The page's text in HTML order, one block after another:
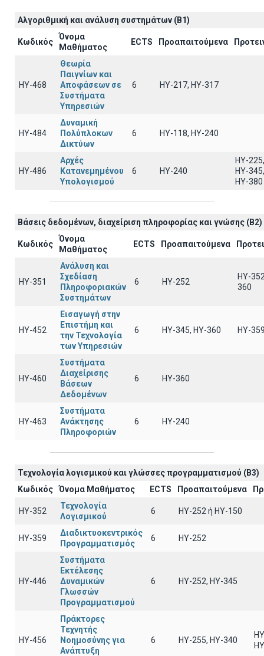
Αλγοριθμική και ανάλυση συστημάτων (B1)
Κωδικός
Όνομα
Μαθήματος
ECTS Προαπαιτούμενα
ΗΥ-468
Θεωρία
Παιγνίων και
Αποφάσεων σε
Συστήματα
Υπηρεσιών
6 ΗΥ-217, ΗΥ-317
ΗΥ-484
Δυναμική
Πολύπλοκων
Δικτύων
6 ΗΥ-118, ΗΥ-240
ΗΥ-486
Αρχές
Κατανεμημένου
Υπολογισμού
6 ΗΥ-240
ΗΥ-225,
ΗΥ-345,
ΗΥ-380
Βάσεις δεδομένων, διαχείριση πληροφορίας και γνώσης (B2)
Κωδικός
Όνομα
Μαθήματος
ECTS Προαπαιτούμενα
ΗΥ-351
Ανάλυση και
Σχεδίαση
Πληροφοριακών
Συστημάτων
6 HY-252
HY-
360
ΗΥ-452
Εισαγωγή στην
Επιστήμη και
την Τεχνολογία
των Υπηρεσιών
6 ΗΥ-345, ΗΥ-360 HY-
ΗΥ-460
Συστήματα
Διαχείρισης
Βάσεων
Δεδομένων
6 HY-360
ΗΥ-463
Συστήματα
Ανάκτησης
Πληροφοριών
6 HY-240
Τεχνολογία λογισμικού και γλώσσες προγραμματισμού (B3)
Κωδικός
Όνομα Μαθήματος ECTS Προαπαιτούμενα
ΗΥ-352
Τεχνολογία
Λογισμικού
6 HY-252 ή ΗΥ-150
ΗΥ-359
Διαδικτυοκεντρικός
Προγραμματισμός
6 HY-252
ΗΥ-446
Συστήματα
Εκτέλεσης
Δυναμικών
Γλωσσών
Προγραμματισμού
6 ΗΥ-252, ΗΥ-345
ΗΥ-456
Πράκτορες
Τεχνητής
Νοημοσύνης για
Ανάπτυξη
6 ΗΥ-255, ΗΥ-340